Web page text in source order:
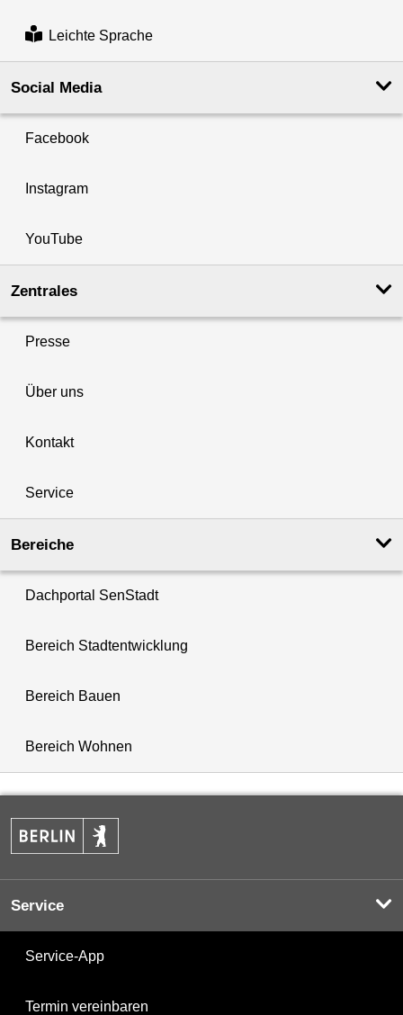
Leichte Sprache
Social Media
Facebook
Instagram
YouTube
Zentrales
Presse
Über uns
Kontakt
Service
Bereiche
Dachportal SenStadt
Bereich Stadtentwicklung
Bereich Bauen
Bereich Wohnen
Service
Service-App
Termin vereinbaren